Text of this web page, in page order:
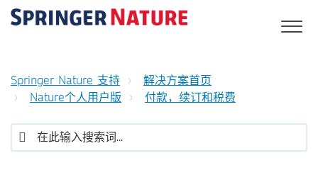
Springer Nature 支持
解决方案首页
Nature个人用户版
付款，续订和税费